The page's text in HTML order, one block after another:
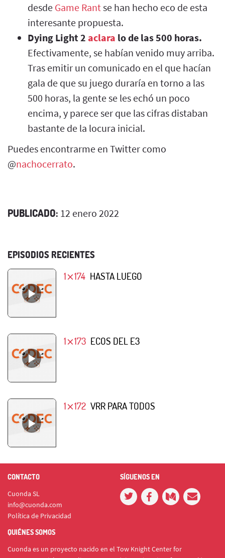
desde Game Rantse han hecho eco de esta
interesante propuesta.
Dying Light 2 aclara lo de las 500 horas.
Efectivamente, se habían venido muy arriba.
Tras emitir un comunicado en el que hacían
gala de que su juego duraría en torno a las
500 horas, la gente se les echó un poco
encima, y parece ser que las cifras distaban
bastante de la locura inicial.
Puedes encontrarme en Twitter como
@nachocerrato.
PUBLICADO: 12 enero 2022
EPISODIOS RECIENTES
1⨯174 HASTA LUEGO
1⨯173 ECOS DEL E3
1⨯172 VRR PARA TODOS
CONTACTO
Cuonda SL
info@cuonda.com
Política de Privacidad
SÍGUENOS EN
QUIÉNES SOMOS
Cuonda es un proyecto nacido en el Tow Knight Center for